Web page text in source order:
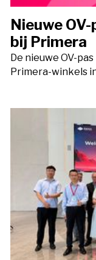
Nieuwe
bij Primera
De nieuwe OV-
Primera-winkels